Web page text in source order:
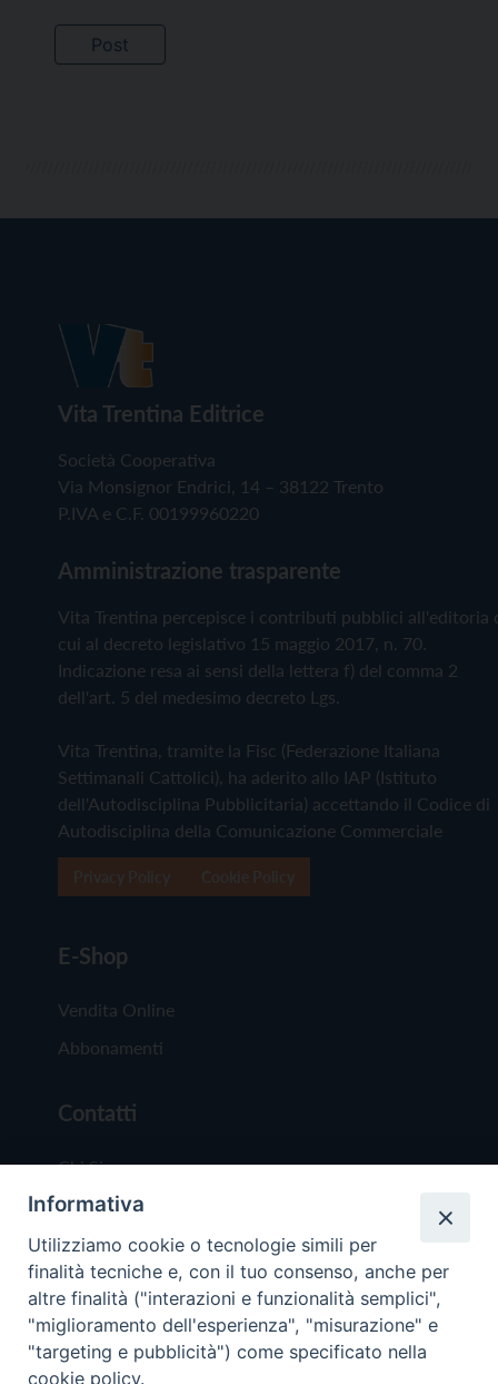
Vita Trentina Editrice
Società Cooperativa
Via Monsignor Endrici, 14 – 38122 Trento
P.IVA e C.F. 00199960220
Amministrazione trasparente
Vita Trentina percepisce i contributi pubblici all'editoria
cui al decreto legislativo 15 maggio 2017, n. 70.
Indicazione resa ai sensi della lettera f) del comma 2
dell'art. 5 del medesimo decreto Lgs.
Vita Trentina, tramite la Fisc (Federazione Italiana
Settimanali Cattolici), ha aderito allo IAP (Istituto
dell'Autodisciplina Pubblicitaria) accettando il Codice di
Autodisciplina della Comunicazione Commerciale
E-Shop
Vendita Online
Abbonamenti
Contatti
Chi Siamo
Redazione
Scrivici
Informativa
Utilizziamo cookie o tecnologie simili per
finalità tecniche e, con il tuo consenso, anche per
altre finalità ("interazioni e funzionalità semplici",
"miglioramento dell'esperienza", "misurazione" e
"targeting e pubblicità") come specificato nella
cookie policy.